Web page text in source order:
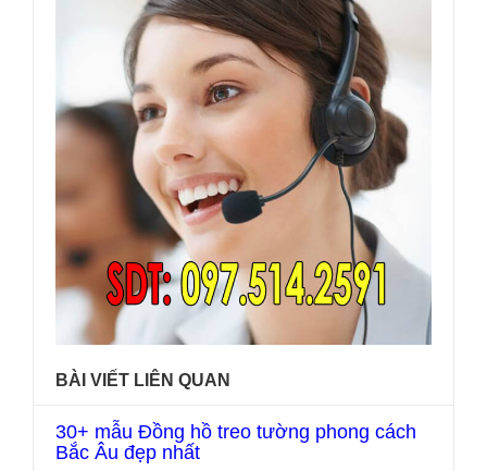
BÀI VIẾT LIÊN QUAN
30+ mẫu Đồng hồ treo tường phong cách
Bắc Âu đẹp nhất